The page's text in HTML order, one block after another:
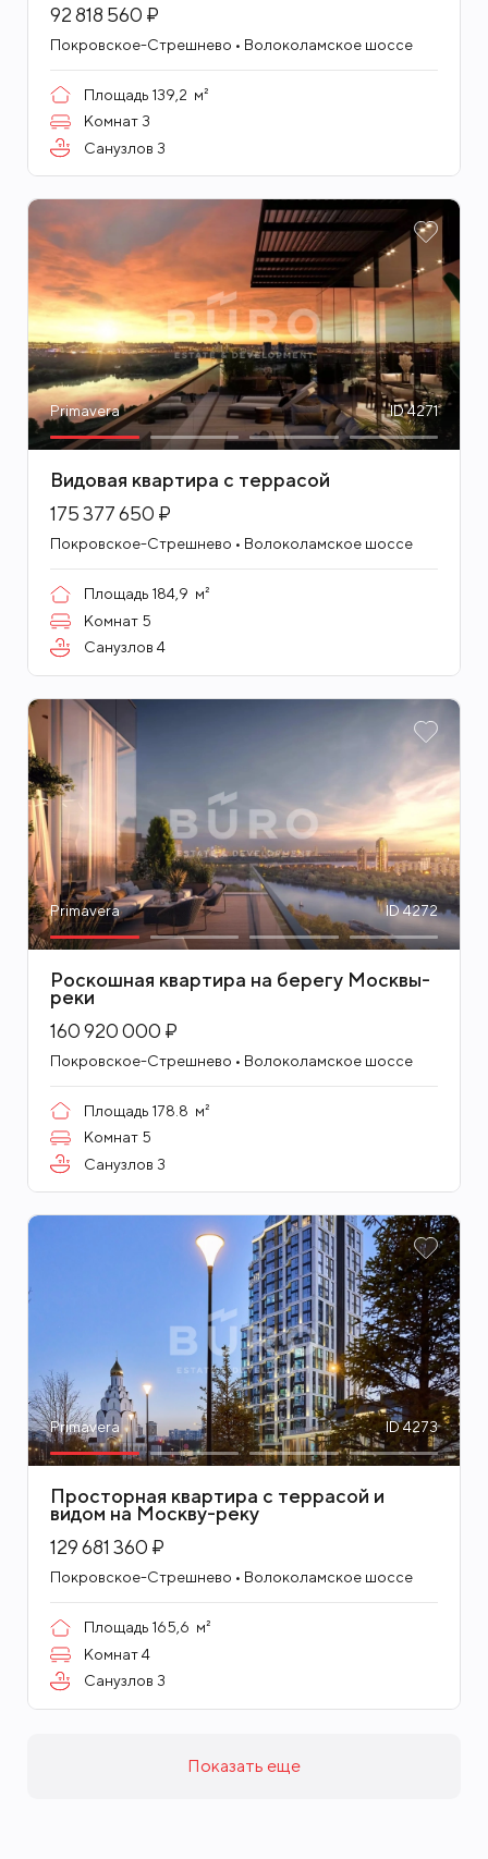
92 818 560 ₽
Покровское-Стрешнево • Волоколамское шоссе
Площадь 139,2 м²
Комнат3
Санузлов 3
Primavera ID 4271
Видовая квартира с террасой
175 377 650 ₽
Покровское-Стрешнево • Волоколамское шоссе
Площадь 184,9 м²
Комнат 5
Санузлов 4
Primavera ID 4272
Роскошная квартира на берегу Москвы-
реки
160 920 000 ₽
Покровское-Стрешнево • Волоколамское шоссе
Площадь 178.8 м²
Комнат 5
Санузлов 3
Primavera ID 4273
Просторная квартира с террасой и
видом на Москву-реку
129 681 360 ₽
Покровское-Стрешнево • Волоколамское шоссе
Площадь 165,6 м²
Комнат4
Санузлов 3
Показать еще